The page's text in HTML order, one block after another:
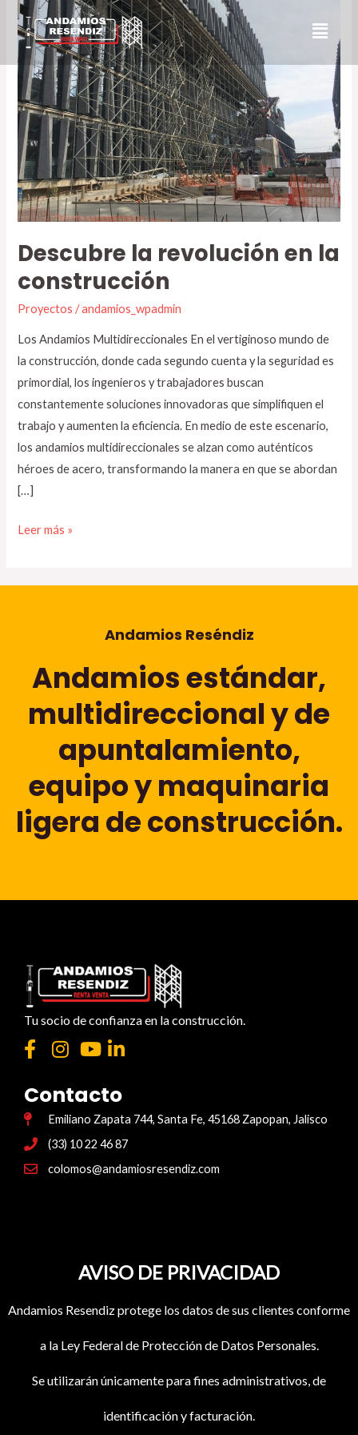
contenido
Descubre la revolución en la
construcción
Proyectos /andamios_wpadmin
Los Andamios Multidireccionales En el vertiginoso mundo de
la construcción, donde cada segundo cuenta y la seguridad es
primordial, los ingenieros y trabajadores buscan
constantemente soluciones innovadoras que simplifiquen el
trabajo y aumenten la eficiencia. En medio de este escenario,
los andamios multidireccionales se alzan como auténticos
héroes de acero, transformando la manera en que se abordan
[…]
la
revolución
en
la
construcción
Leer más »
Andamios Reséndiz
Andamios estándar,
multidireccional y de
apuntalamiento,
equipo y maquinaria
ligera de construcción.
Tu socio de confianza en la construcción.
Contacto
Emiliano Zapata 744, Santa Fe, 45168 Zapopan, Jalisco
(33) 10 22 46 87
colomos@andamiosresendiz.com
AVISO DE PRIVACIDAD
Andamios Resendiz protege los datos de sus clientes conforme
a la Ley Federal de Protección de Datos Personales.
Se utilizarán únicamente para fines administrativos, de
identificación y facturación.